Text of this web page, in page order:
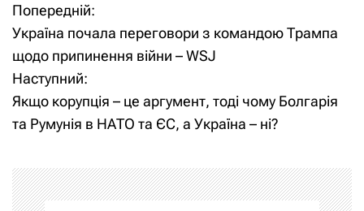
Н
а
в
і
а
Попередній:
Україна почала переговори з командою Трампа
щодо припинення війни – WSJ
Наступний:
Якщо корупція – це аргумент, тоді чому Болгарія
та Румунія в НАТО та ЄС, а Україна – ні?